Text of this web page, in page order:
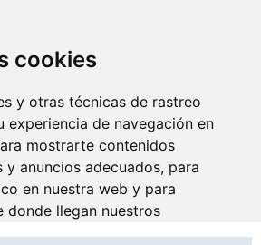
cookies
y otras técnicas de rastreo
experiencia de navegación en
mostrarte contenidos
y anuncios adecuados, para
en nuestra web y para
donde llegan nuestros
hay